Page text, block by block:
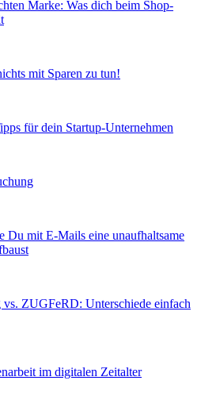
Marke: Was dich beim Shop-
mit Sparen zu tun!
für dein Startup-Unternehmen
Du mit E-Mails eine unaufhaltsame
ZUGFeRD: Unterschiede einfach
im digitalen Zeitalter